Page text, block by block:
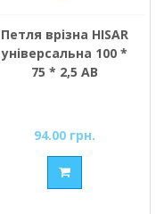
Петля врізна HISAR
універсальна 100 *
75 * 2,5 АВ
94.00 грн.